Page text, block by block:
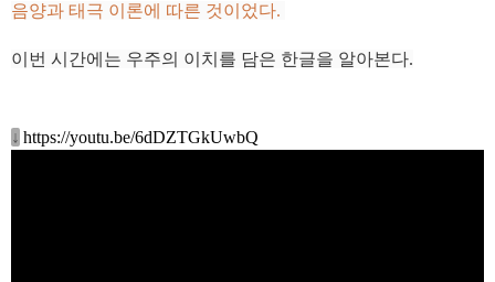
음양과 태극 이론에 따른 것이었다.
이번 시간에는 우주의 이치를 담은 한글을 알아본다.
↓ https://youtu.be/6dDZTGkUwbQ